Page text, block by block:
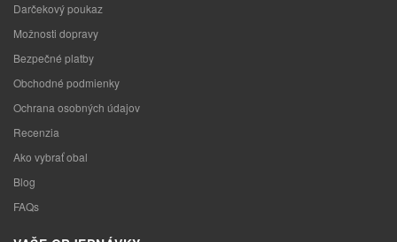
Darčekový poukaz
Možnosti dopravy
Bezpečné platby
Obchodné podmienky
Ochrana osobných údajov
Recenzia
Ako vybrať obal
Blog
FAQs